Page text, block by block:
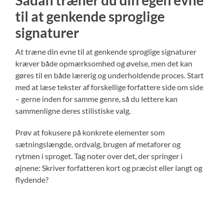
til at genkende sproglige
signaturer
At træne din evne til at genkende sproglige signaturer
kræver både opmærksomhed og øvelse, men det kan
gøres til en både lærerig og underholdende proces. Start
med at læse tekster af forskellige forfattere side om side
– gerne inden for samme genre, så du lettere kan
sammenligne deres stilistiske valg.
Prøv at fokusere på konkrete elementer som
sætningslængde, ordvalg, brugen af metaforer og
rytmen i sproget. Tag noter over det, der springer i
øjnene: Skriver forfatteren kort og præcist eller langt og
flydende?